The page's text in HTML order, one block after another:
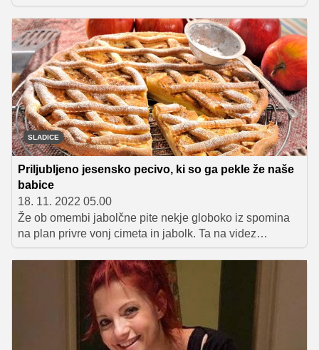
peciva. Švicarska maslena krema je zelo rahla in
puhasta, njena priprava pa je v primerjavi z ameriško
masleno kremo malce bolj zapletena in tudi
dolgotrajnejša. Narejena je tako, da beljake in sladkor
segrevamo v vodni kopeli toliko časa, da se sladkor
raztopi. Zmes nato odstavimo in stepamo, da nastane
trda in svetleča meringa. Ko se ohladi na sobno
temperaturo, začnemo s postopnim dodajanjem masla,
dokler ne dobimo svilnate maslene kreme, ki jo
slaščičarji radi uporabljajo za dekoriranje tort. Recept za
pripravo kreme nam je zaupala mlada slaščičarka
Kristina Turk, ki nam je z veseljem tudi pokazala celoten
postopek priprave, ki si ga lahko ogledate v spodnjem
videu.
SLADICE
Priljubljeno jesensko pecivo, ki so ga pekle že naše
babice
18. 11. 2022 05.00
Že ob omembi jabolčne pite nekje globoko iz spomina
na plan privre vonj cimeta in jabolk. Ta na videz
zapletena, a v resnici zelo preprosta sladica mnoge
spomni na otroštvo in babičino kuhinjo. Jesen je idealen
čas za pripravo tega omamno dišečega peciva.